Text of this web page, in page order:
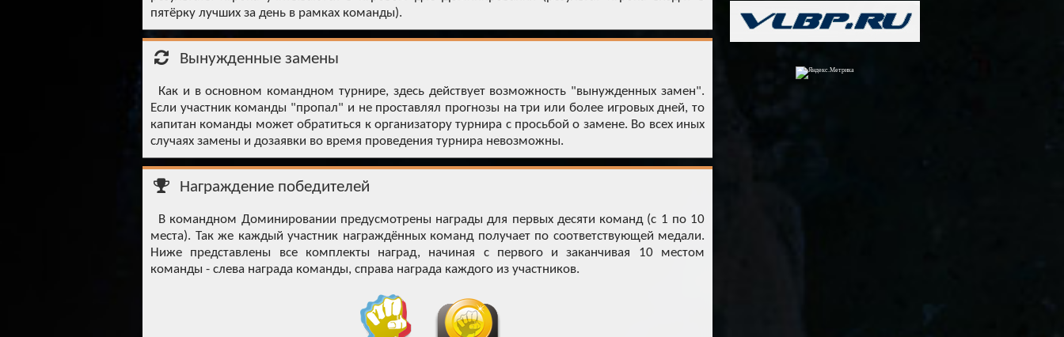
пятёрку лучших за день в рамках команды).
Вынужденные замены
Как и в основном командном турнире, здесь действует возможность "вынужденных замен".
Если участник команды "пропал" и не проставлял прогнозы на три или более игровых дней, то
капитан команды может обратиться к организатору турнира с просьбой о замене. Во всех иных
случаях замены и дозаявки во время проведения турнира невозможны.
Награждение победителей
В командном Доминировании предусмотрены награды для первых десяти команд (с 1 по 10
места). Так же каждый участник награждённых команд получает по соответствующей медали.
Ниже представлены все комплекты наград, начиная с первого и заканчивая 10 местом
команды - слева награда команды, справа награда каждого из участников.